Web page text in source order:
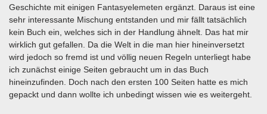
Geschichte mit einigen Fantasyelemeten ergänzt. Daraus ist eine
sehr interessante Mischung entstanden und mir fällt tatsächlich
kein Buch ein, welches sich in der Handlung ähnelt. Das hat mir
wirklich gut gefallen. Da die Welt in die man hier hineinversetzt
wird jedoch so fremd ist und völlig neuen Regeln unterliegt habe
ich zunächst einige Seiten gebraucht um in das Buch
hineinzufinden. Doch nach den ersten 100 Seiten hatte es mich
gepackt und dann wollte ich unbedingt wissen wie es weitergeht.